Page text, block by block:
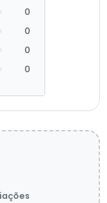
0
0
0
0